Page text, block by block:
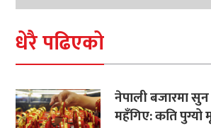
धेरै पढिएको
नेपाली बजारमा
महँगिए: कति पुग्यो